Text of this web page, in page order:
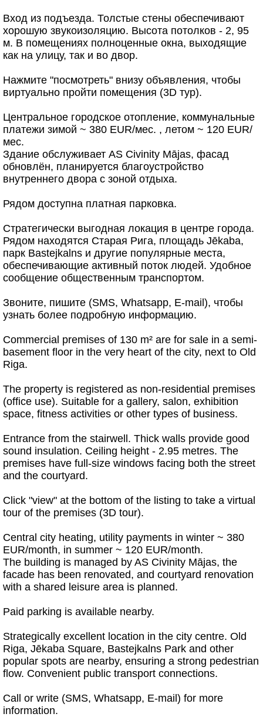
Вход из подъезда. Толстые стены обеспечивают
хорошую звукоизоляцию. Высота потолков - 2, 95
м. В помещениях полноценные окна, выходящие
как на улицу, так и во двор.
Нажмите "посмотреть" внизу объявления, чтобы
виртуально пройти помещения (3D тур).
Центральное городское отопление, коммунальные
платежи зимой ~ 380 EUR/мес. , летом ~ 120 EUR/
мес.
Здание обслуживает AS Civinity Mājas, фасад
обновлён, планируется благоустройство
внутреннего двора с зоной отдыха.
Рядом доступна платная парковка.
Стратегически выгодная локация в центре города.
Рядом находятся Старая Рига, площадь Jēkaba,
парк Bastejkalns и другие популярные места,
обеспечивающие активный поток людей. Удобное
сообщение общественным транспортом.
Звоните, пишите (SMS, Whatsapp, E-mail), чтобы
узнать более подробную информацию.
Commercial premises of 130 m² are for sale in a semi-
basement floor in the very heart of the city, next to Old
Riga.
The property is registered as non-residential premises
(office use). Suitable for a gallery, salon, exhibition
space, fitness activities or other types of business.
Entrance from the stairwell. Thick walls provide good
sound insulation. Ceiling height - 2.95 metres. The
premises have full-size windows facing both the street
and the courtyard.
Click "view" at the bottom of the listing to take a virtual
tour of the premises (3D tour).
Central city heating, utility payments in winter ~ 380
EUR/month, in summer ~ 120 EUR/month.
The building is managed by AS Civinity Mājas, the
facade has been renovated, and courtyard renovation
with a shared leisure area is planned.
Paid parking is available nearby.
Strategically excellent location in the city centre. Old
Riga, Jēkaba Square, Bastejkalns Park and other
popular spots are nearby, ensuring a strong pedestrian
flow. Convenient public transport connections.
Call or write (SMS, Whatsapp, E-mail) for more
information.